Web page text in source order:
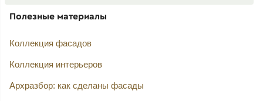
Полезные материалы
Коллекция фасадов
Коллекция интерьеров
Архразбор: как сделаны фасады